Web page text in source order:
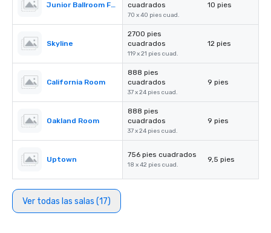
Junior Ballroom Foyer
cuadrados
70 x 40 pies cuad.
10 pies
Skyline
2700 pies
cuadrados
119 x 21 pies cuad.
12 pies
California Room
888 pies
cuadrados
37 x 24 pies cuad.
9 pies
Oakland Room
888 pies
cuadrados
37 x 24 pies cuad.
9 pies
Uptown
756 pies cuadrados
18 x 42 pies cuad.
9,5 pies
Ver todas las salas (17)